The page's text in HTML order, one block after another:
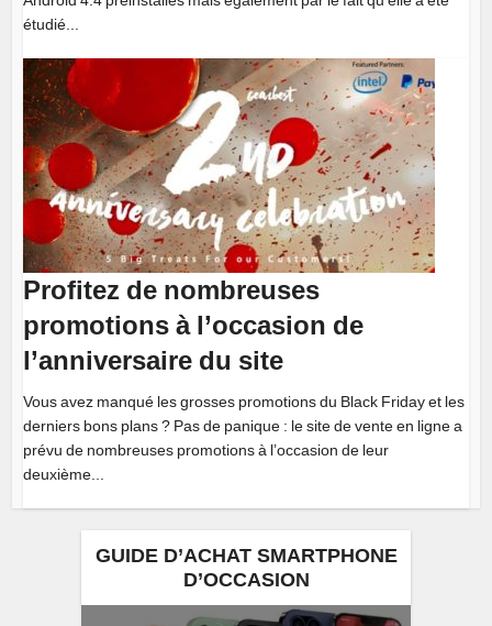
étudié...
Profitez de nombreuses
promotions à l’occasion de
l’anniversaire du site
Vous avez manqué les grosses promotions du Black Friday et les
derniers bons plans ? Pas de panique : le site de vente en ligne a
prévu de nombreuses promotions à l’occasion de leur
deuxième...
GUIDE D’ACHAT SMARTPHONE
D’OCCASION